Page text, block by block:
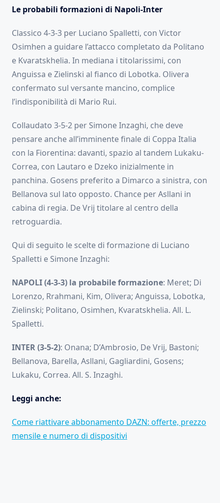
Le probabili formazioni di Napoli-Inter
Classico 4-3-3 per Luciano Spalletti, con Victor
Osimhen a guidare l’attacco completato da Politano
e Kvaratskhelia. In mediana i titolarissimi, con
Anguissa e Zielinski al fianco di Lobotka. Olivera
confermato sul versante mancino, complice
l’indisponibilità di Mario Rui.
Collaudato 3-5-2 per Simone Inzaghi, che deve
pensare anche all’imminente finale di Coppa Italia
con la Fiorentina: davanti, spazio al tandem Lukaku-
Correa, con Lautaro e Dzeko inizialmente in
panchina. Gosens preferito a Dimarco a sinistra, con
Bellanova sul lato opposto. Chance per Asllani in
cabina di regia. De Vrij titolare al centro della
retroguardia.
Qui di seguito le scelte di formazione di Luciano
Spalletti e Simone Inzaghi:
NAPOLI (4-3-3) la probabile formazione: Meret; Di
Lorenzo, Rrahmani, Kim, Olivera; Anguissa, Lobotka,
Zielinski; Politano, Osimhen, Kvaratskhelia. All. L.
Spalletti.
INTER (3-5-2): Onana; D’Ambrosio, De Vrij, Bastoni;
Bellanova, Barella, Asllani, Gagliardini, Gosens;
Lukaku, Correa. All. S. Inzaghi.
Leggi anche:
Come riattivare abbonamento DAZN: offerte, prezzo
mensile e numero di dispositivi